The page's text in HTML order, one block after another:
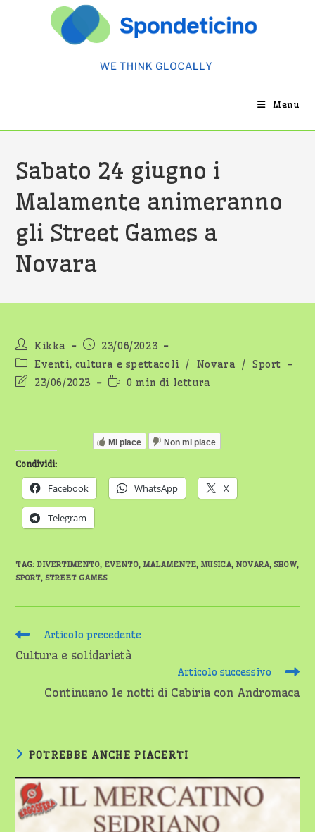
Menu
Sabato 24 giugno i
Malamente animeranno
gli Street Games a
Novara
Autore
dell'articolo:
Kikka
Articolo
pubblicato:
23/06/2023
Categoria
dell'articolo:
Eventi, cultura e spettacoli / Novara / Sport
Ultima
dell'articolo:
23/06/2023
Tempo
lettura:
0 min di lettura
Mi piace Non mi piace
Condividi:
Facebook WhatsApp X
Telegram
TAG:DIVERTIMENTO, EVENTO, MALAMENTE, MUSICA, NOVARA, SHOW,
SPORT, STREET GAMES
Leggi
articoli
Articolo precedente
Cultura e solidarietà
Articolo successivo
Continuano le notti di Cabiria con Andromaca
POTREBBE ANCHE PIACERTI